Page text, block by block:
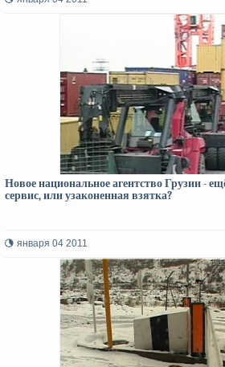
Новое национальное агентство Грузии -
сервис, или узаконенная взятка?
января 04 2011